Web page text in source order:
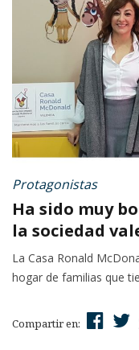
Protagonistas
Ha sido muy
la sociedad
La Casa Ronald
hogar de familias que
Compartir en: